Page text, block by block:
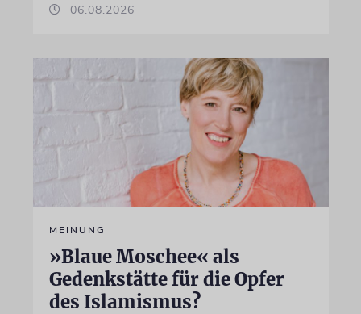
06.08.2026
MEINUNG
»Blaue Moschee« als
Gedenkstätte für die Opfer
des Islamismus?